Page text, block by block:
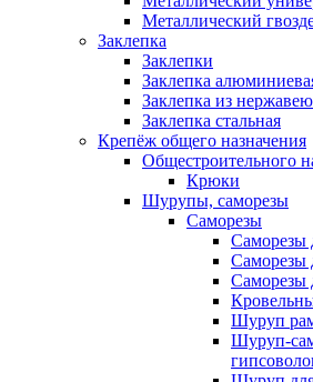
Металлический
Заклепка
Заклепки
Заклепка
Заклепка из
Заклепка стальная
Крепёж общего назначения
Общестроительного
Крюки
Шурупы, саморезы
Саморезы
Саморезы
Саморезы
Саморезы
Шуруп
Шуруп-